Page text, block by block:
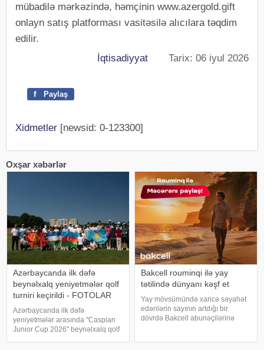
mübadilə mərkəzində, həmçinin www.azergold.gift
onlayn satış platforması vasitəsilə alıcılara təqdim
edilir.
İqtisadiyyat Tarix: 06 iyul 2026
f Paylaş
Xidmetler [newsid: 0-123300]
Oxşar xəbərlər
Azərbaycanda ilk dəfə
beynəlxalq yeniyetmələr qolf
turniri keçirildi - FOTOLAR
Azərbaycanda ilk dəfə
yeniyetmələr arasında "Caspian
Junior Cup 2026" beynəlxalq qolf
Bakcell rouminqi ilə yay
tətilində dünyanı kəşf et
Yay mövsümündə xaricə səyahət
edənlərin sayının artdığı bir
dövrdə Bakcell abunəçilərinə